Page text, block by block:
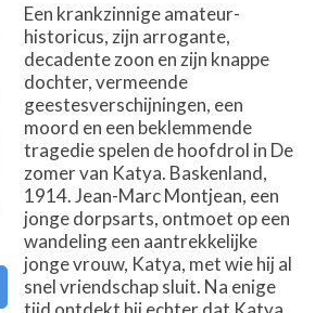
Een krankzinnige amateur-
historicus, zijn arrogante,
decadente zoon en zijn knappe
dochter, vermeende
geestesverschijningen, een
moord en een beklemmende
tragedie spelen de hoofdrol in De
zomer van Katya. Baskenland,
1914. Jean-Marc Montjean, een
jonge dorpsarts, ontmoet op een
wandeling een aantrekkelijke
jonge vrouw, Katya, met wie hij al
snel vriendschap sluit. Na enige